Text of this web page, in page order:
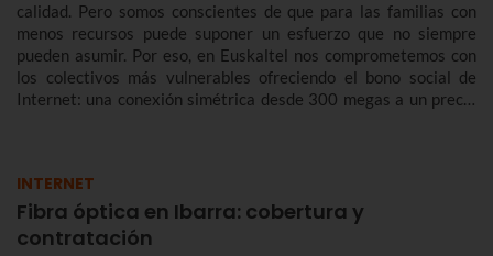
calidad. Pero somos conscientes de que para las familias con
menos recursos puede suponer un esfuerzo que no siempre
pueden asumir. Por eso, en Euskaltel nos comprometemos con
los colectivos más vulnerables ofreciendo el bono social de
Internet: una conexión simétrica desde 300 megas a un precio
INTERNET
Fibra óptica en Ibarra: cobertura y
contratación